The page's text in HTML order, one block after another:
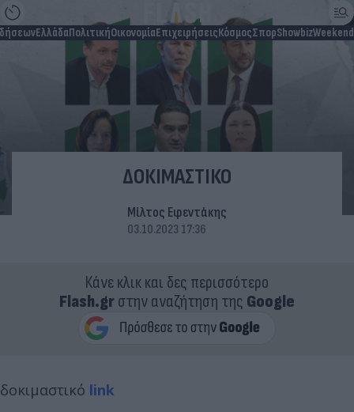
ΕλλάδαΠολιτικήΟικονομίαΕπιχειρήσειςΚόσμοςΣπορShowbizWeekend
ΔΟΚΙΜΑΣΤΙΚΟ
Μίλτος Εφεντάκης
03.10.2023 17:36
Κάνε κλικ και δες περισσότερο
Flash.grστην αναζήτηση της Google
δοκιμαστικό link